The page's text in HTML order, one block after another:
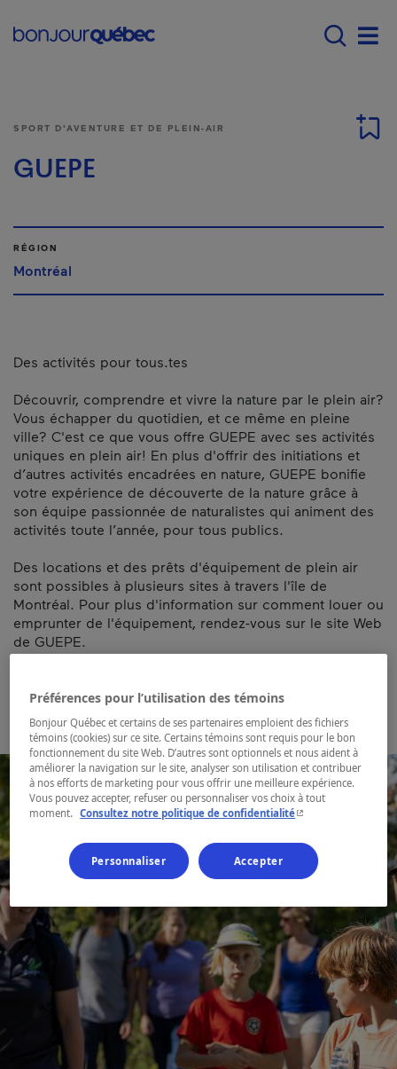
Main navigation -
SPORT D'AVENTURE ET DE PLEIN-AIR
GUEPE
RÉGION
Montréal
Des activités pour tous.tes
Découvrir, comprendre et vivre la nature par le plein air?
Vous échapper du quotidien, et ce même en pleine
ville? C'est ce que vous offre GUEPE avec ses activités
uniques en plein air! En plus d'offrir des initiations et
d’autres activités encadrées en nature, GUEPE bonifie
votre expérience de découverte de la nature grâce à
son équipe passionnée de naturalistes qui animent des
activités toute l’année, pour tous publics.
Des locations et des prêts d'équipement de plein air
sont possibles à plusieurs sites à travers l'île de
Montréal. Pour plus d'information sur comment louer ou
emprunter de l'équipement, rendez-vous sur le site Web
de GUEPE.
Préférences pour l’utilisation des témoins
Bonjour Québec et certains de ses partenaires emploient des fichiers
témoins (cookies) sur ce site. Certains témoins sont requis pour le bon
fonctionnement du site Web. D’autres sont optionnels et nous aident à
améliorer la navigation sur le site, analyser son utilisation et contribuer
à nos efforts de marketing pour vous offrir une meilleure expérience.
Vous pouvez accepter, refuser ou personnaliser vos choix à tout
moment. Consultez notre politique de confidentialité- Cet hyperlien
Personnaliser Accepter